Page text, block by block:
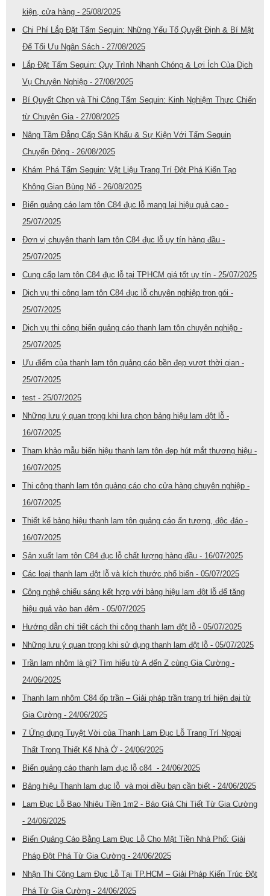
kiện, cửa hàng - 25/08/2025
Chi Phí Lắp Đặt Tấm Sequin: Những Yếu Tố Quyết Định & Bí Mật
Để Tối Ưu Ngân Sách - 27/08/2025
Lắp Đặt Tấm Sequin: Quy Trình Nhanh Chóng & Lợi Ích Của Dịch
Vụ Chuyên Nghiệp - 27/08/2025
Bí Quyết Chọn và Thi Công Tấm Sequin: Kinh Nghiệm Thực Chiến
từ Chuyên Gia - 27/08/2025
Nâng Tầm Đẳng Cấp Sân Khấu & Sự Kiện Với Tấm Sequin
Chuyển Động - 26/08/2025
Khám Phá Tấm Sequin: Vật Liệu Trang Trí Đột Phá Kiến Tạo
Không Gian Bùng Nổ - 26/08/2025
Biển quảng cáo lam tôn C84 đục lỗ mang lại hiệu quả cao -
25/07/2025
Đơn vị chuyên thanh lam tôn C84 đục lỗ uy tín hàng đầu -
25/07/2025
Cung cấp lam tôn C84 đục lỗ tại TPHCM giá tốt uy tín - 25/07/2025
Dịch vụ thi công lam tôn C84 đục lỗ chuyên nghiệp trọn gói -
25/07/2025
Dịch vụ thi công biển quảng cáo thanh lam tôn chuyên nghiệp -
25/07/2025
Ưu điểm của thanh lam tôn quảng cáo bền đẹp vượt thời gian -
25/07/2025
test - 25/07/2025
Những lưu ý quan trọng khi lựa chọn bảng hiệu lam đột lỗ -
16/07/2025
Tham khảo mẫu biển hiệu thanh lam tôn đẹp hút mắt thương hiệu -
16/07/2025
Thi công thanh lam tôn quảng cáo cho cửa hàng chuyên nghiệp -
16/07/2025
Thiết kế bảng hiệu thanh lam tôn quảng cáo ấn tượng, độc đáo -
16/07/2025
Sản xuất lam tôn C84 đục lỗ chất lượng hàng đầu - 16/07/2025
Các loại thanh lam đột lỗ và kích thước phổ biến - 05/07/2025
Công nghệ chiếu sáng kết hợp với bảng hiệu lam đột lỗ để tăng
hiệu quả vào ban đêm - 05/07/2025
Hướng dẫn chi tiết cách thi công thanh lam đột lỗ - 05/07/2025
Những lưu ý quan trọng khi sử dụng thanh lam đột lỗ - 05/07/2025
Trần lam nhôm là gì? Tìm hiểu từ A đến Z cùng Gia Cường -
24/06/2025
Thanh lam nhôm C84 ốp trần – Giải pháp trần trang trí hiện đại từ
Gia Cường - 24/06/2025
7 Ứng dụng Tuyệt Vời của Thanh Lam Đục Lỗ Trang Trí Ngoại
Thất Trong Thiết Kế Nhà Ở - 24/06/2025
Biển quảng cáo thanh lam đục lỗ c84 - 24/06/2025
Bảng hiệu Thanh lam đục lỗ và mọi điều bạn cần biết - 24/06/2025
Lam Đục Lỗ Bao Nhiêu Tiền 1m2 - Báo Giá Chi Tiết Từ Gia Cường
- 24/06/2025
Biển Quảng Cáo Bằng Lam Đục Lỗ Cho Mặt Tiền Nhà Phố: Giải
Pháp Đột Phá Từ Gia Cường - 24/06/2025
Nhận Thi Công Lam Đục Lỗ Tại TP.HCM – Giải Pháp Kiến Trúc Đột
Phá Từ Gia Cường - 24/06/2025